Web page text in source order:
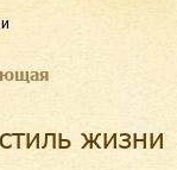
жизни